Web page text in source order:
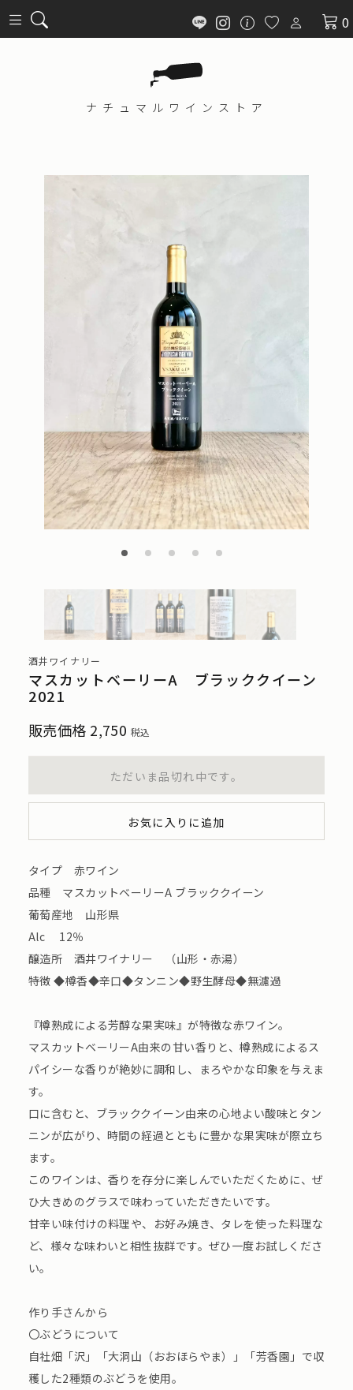
0
ナチュマル ワインストア
酒井ワイナリー
マスカットベーリーA ブラッククイーン
2021
販売価格 2,750 税込
ただいま品切れ中です。
お気に入りに追加
タイプ 赤ワイン
品種 マスカットベーリーA ブラッククイーン
葡萄産地 山形県
Alc 12％
醸造所 酒井ワイナリー （山形・赤湯）
特徴 ◆樽香◆辛口◆タンニン◆野生酵母◆無濾過
『樽熟成による芳醇な果実味』が特徴な赤ワイン。
マスカットベーリーA由来の甘い香りと、樽熟成によるス
パイシーな香りが絶妙に調和し、まろやかな印象を与えま
す。
口に含むと、ブラッククイーン由来の心地よい酸味とタン
ニンが広がり、時間の経過とともに豊かな果実味が際立ち
ます。
このワインは、香りを存分に楽しんでいただくために、ぜ
ひ大きめのグラスで味わっていただきたいです。
甘辛い味付けの料理や、お好み焼き、タレを使った料理な
ど、様々な味わいと相性抜群です。ぜひ一度お試しくださ
い。
作り手さんから
〇ぶどうについて
自社畑「沢」「大洞山（おおほらやま）」「芳香園」で収
穫した2種類のぶどうを使用。